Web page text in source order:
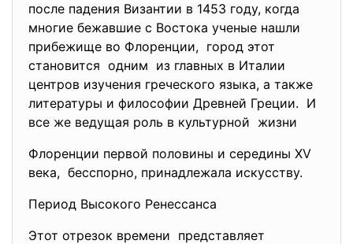
после падения Византии в 1453 году, когда
многие бежавшие с Востока ученые нашли
прибежище во Флоренции, город этот
становится одним из главных в Италии
центров изучения греческого языка, а также
литературы и философии Древней Греции. И
все же ведущая роль в культурной жизни
Флоренции первой половины и середины XV
века, бесспорно, принадлежала искусству.
Период Высокого Ренессанса
Этот отрезок времени представляет